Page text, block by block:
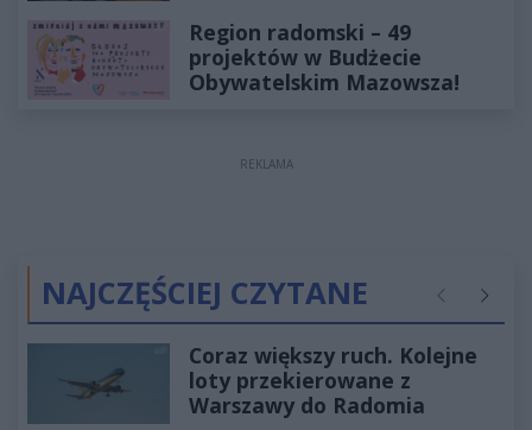
Region radomski – 49
projektów w Budżecie
Obywatelskim Mazowsza!
REKLAMA
NAJCZĘŚCIEJ CZYTANE Poprzednie
Coraz większy ruch. Kolejne
loty przekierowane z
Warszawy do Radomia